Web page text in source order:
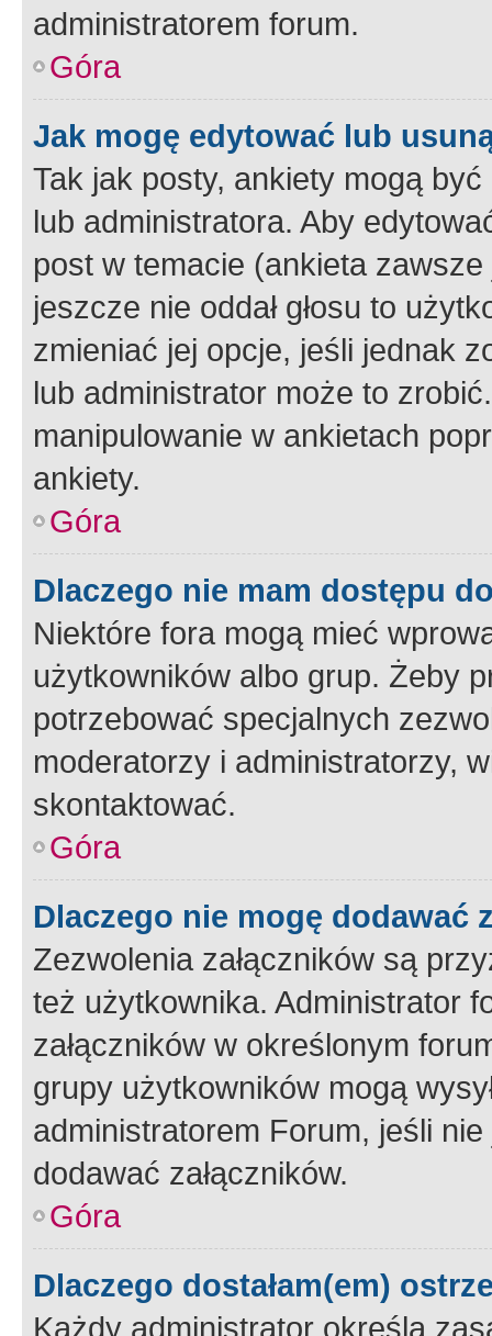
administratorem forum.
Góra
Jak mogę edytować lub
Tak jak posty, ankiety mogą
lub administratora. Aby
post w temacie (ankieta
jeszcze nie oddał głosu to
zmieniać jej opcje, jeśli jednak
lub administrator może to
manipulowanie w ankietach
ankiety.
Góra
Dlaczego nie mam dostępu
Niektóre fora mogą mieć
użytkowników albo grup. Żeby
potrzebować specjalnych
moderatorzy i administratorzy,
skontaktować.
Góra
Dlaczego nie mogę dodawać
Zezwolenia załączników są
też użytkownika. Administrator
załączników w określonym
grupy użytkowników mogą
administratorem Forum, jeśli
dodawać załączników.
Góra
Dlaczego dostałam(em)
Każdy administrator określa